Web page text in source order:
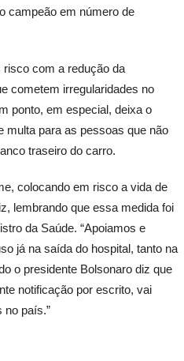
campeão em número de
risco com a redução da
cometem irregularidades no
ponto, em especial, deixa o
multa para as pessoas que não
traseiro do carro.
colocando em risco a vida de
lembrando que essa medida foi
da Saúde. “Apoiamos e
já na saída do hospital, tanto na
o presidente Bolsonaro diz que
notificação por escrito, vai
no país.”